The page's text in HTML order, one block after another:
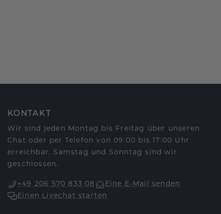
KONTAKT
Wir sind jeden Montag bis Freitag über unseren
Chat oder per Telefon von 09:00 bis 17:00 Uhr
erreichbar. Samstag und Sonntag sind wir
geschlossen.
+49 206 570 833 08
Eine E-Mail senden
Einen Livechat starten